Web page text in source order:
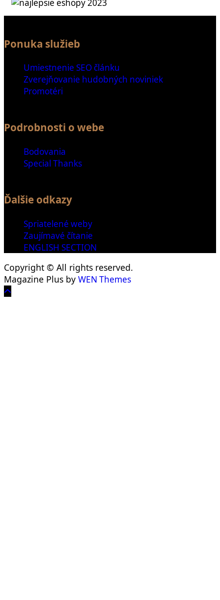
Ponuka služieb
Umiestnenie SEO článku
Zverejňovanie hudobných noviniek
Promotéri
Podrobnosti o webe
Bodovania
Special Thanks
Ďalšie odkazy
Spriatelené weby
Zaujímavé čítanie
ENGLISH SECTION
Copyright © All rights reserved.
Magazine Plus by WEN Themes